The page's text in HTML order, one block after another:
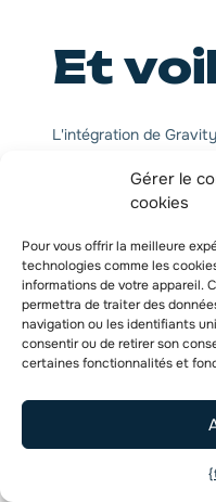
Gérer le
cookies
Pour vous offrir la meilleure
technologies comme les
informations de votre appareil.
permettra de traiter des
navigation ou les identifiants
consentir ou de retirer son
certaines fonctionnalités et
Et
L'intégration de
équipes. Chaque
directement transféré
organisées où votre
assigner des tâches et
le travail de chacun.
Vos formulaires sont
l'espace de travail de
votre entreprise.
incontestablement en